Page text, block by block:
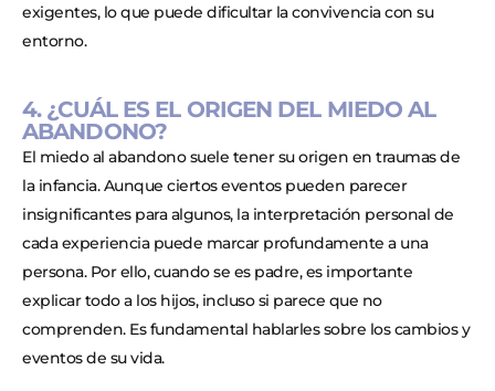
exigentes, lo que puede dificultar la convivencia con su
entorno.
4. ¿CUÁL ES EL ORIGEN DEL MIEDO AL
ABANDONO?
El miedo al abandono suele tener su origen en traumas de
la infancia. Aunque ciertos eventos pueden parecer
insignificantes para algunos, la interpretación personal de
cada experiencia puede marcar profundamente a una
persona. Por ello, cuando se es padre, es importante
explicar todo a los hijos, incluso si parece que no
comprenden. Es fundamental hablarles sobre los cambios y
eventos de su vida.